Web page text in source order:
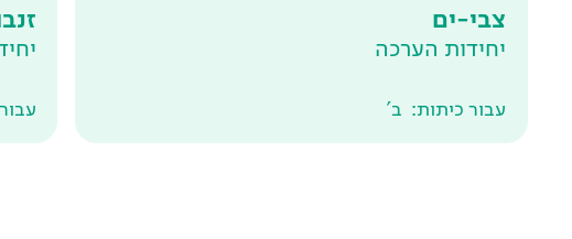
צבי-ים
יחידות הערכה
עבור כיתות: ב'